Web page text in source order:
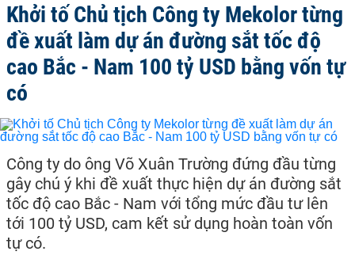
Khởi tố Chủ tịch Công ty Mekolor từng
đề xuất làm dự án đường sắt tốc độ
cao Bắc - Nam 100 tỷ USD bằng vốn tự
có
Công ty do ông Võ Xuân Trường đứng đầu từng
gây chú ý khi đề xuất thực hiện dự án đường sắt
tốc độ cao Bắc - Nam với tổng mức đầu tư lên
tới 100 tỷ USD, cam kết sử dụng hoàn toàn vốn
tự có.